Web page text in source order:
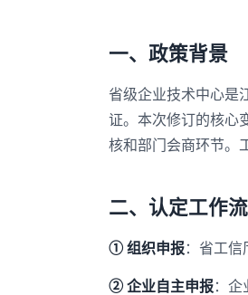
一、政策背景
省级企业技术中心是
证。本次修订的核心
核和部门会商环节。
二、认定工作流
① 组织申报：省工信
② 企业自主申报：企